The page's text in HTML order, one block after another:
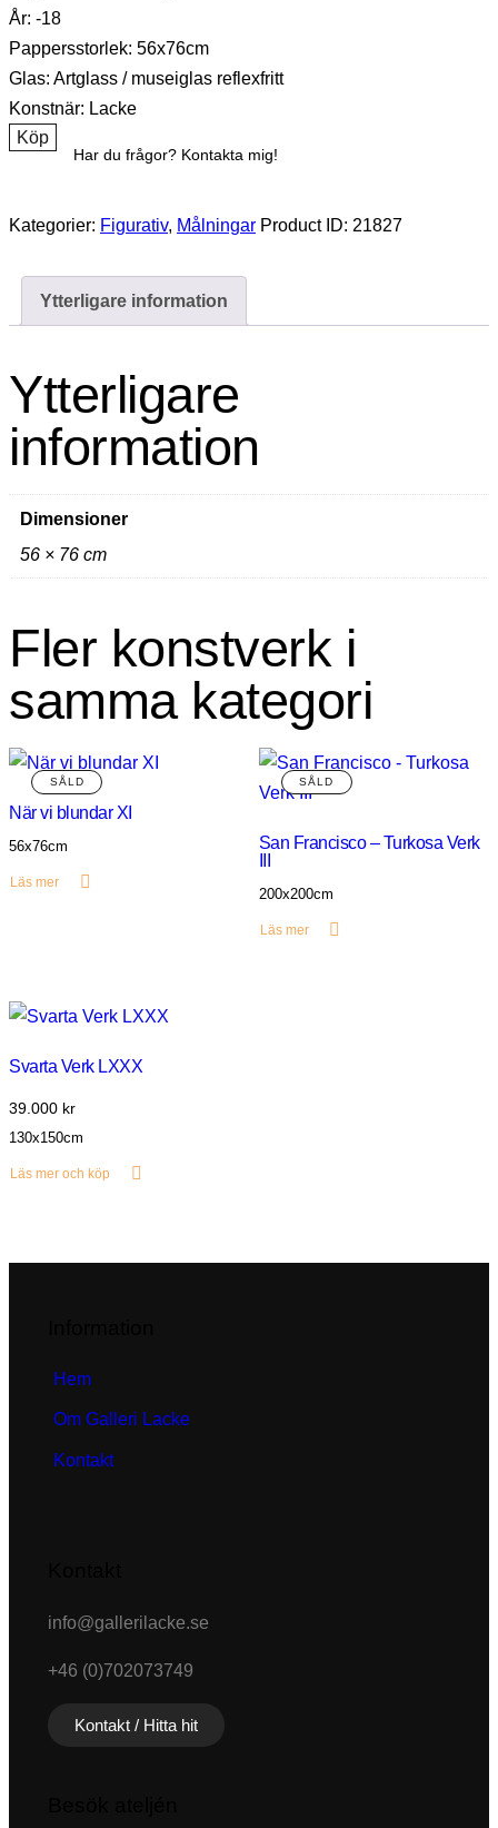
År: -18
Pappersstorlek: 56x76cm
Glas: Artglass / museiglas reflexfritt
Konstnär: Lacke
Köp
Har du frågor? Kontakta mig!
Kategorier: Figurativ, Målningar Product ID: 21827
Ytterligare information
Ytterligare
information
Dimensioner
56 × 76 cm
Fler konstverk i
samma kategori
När vi blundar XI
56x76cm
Läs mer
San Francisco – Turkosa Verk
200x200cm
Läs mer
Svarta Verk LXXX
39.000 kr
130x150cm
Läs mer och köp
Hem
Om Galleri Lacke
Kontakt
info@gallerilacke.se
+46 (0)702073749
Kontakt / Hitta hit